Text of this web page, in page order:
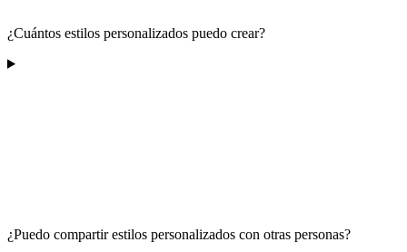
¿Cuántos estilos personalizados puedo crear?
¿Puedo compartir estilos personalizados con otras personas?